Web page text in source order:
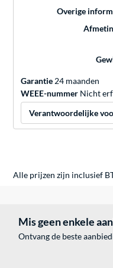
Overige
Garantie 24 maanden
WEEE-nummer Nicht
Verantwoordelijke
Alle prijzen zijn inclusief
Mis geen enkele
Ontvang de beste